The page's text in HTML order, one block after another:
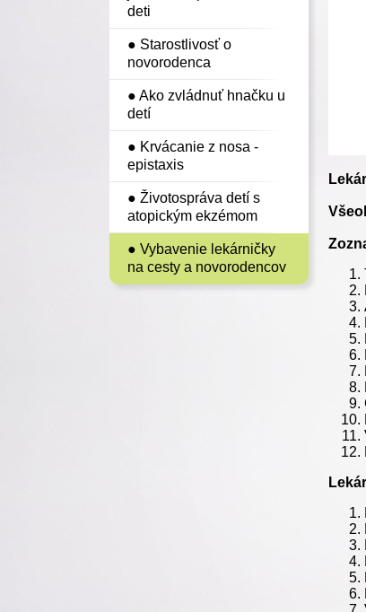
deti
● Starostlivosť o
novorodenca
● Ako zvládnuť hnačku u
detí
● Krvácanie z nosa -
epistaxis
● Životospráva detí s
atopickým ekzémom
● Vybavenie lekárničky
na cesty a novorodencov